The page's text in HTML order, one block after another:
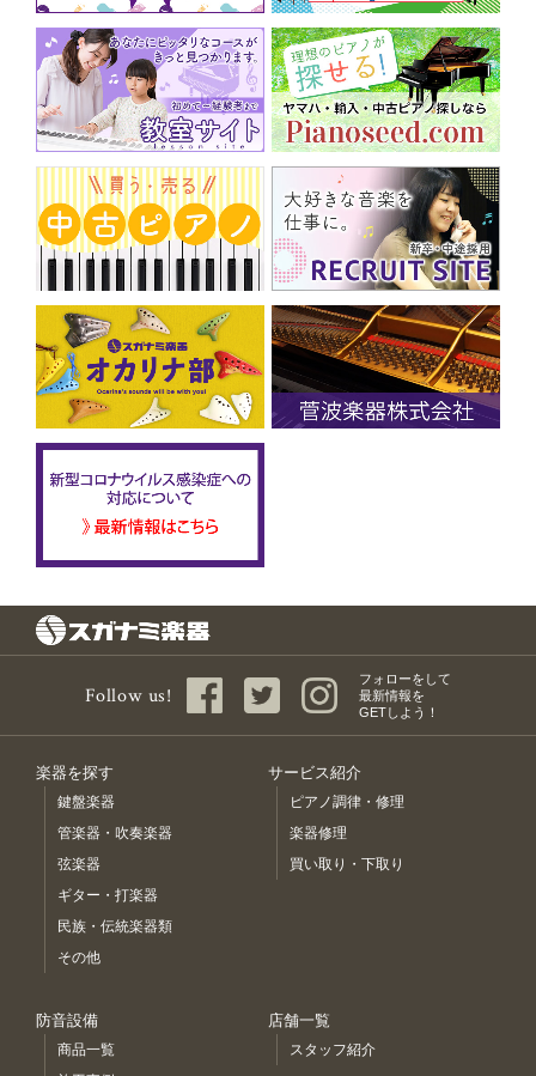
Follow us!
フォローをして
最新情報を
GETしよう！
楽器を探す
鍵盤楽器
管楽器・吹奏楽器
弦楽器
ギター・打楽器
民族・伝統楽器類
その他
サービス紹介
ピアノ調律・修理
楽器修理
買い取り・下取り
防音設備
商品一覧
店舗一覧
スタッフ紹介